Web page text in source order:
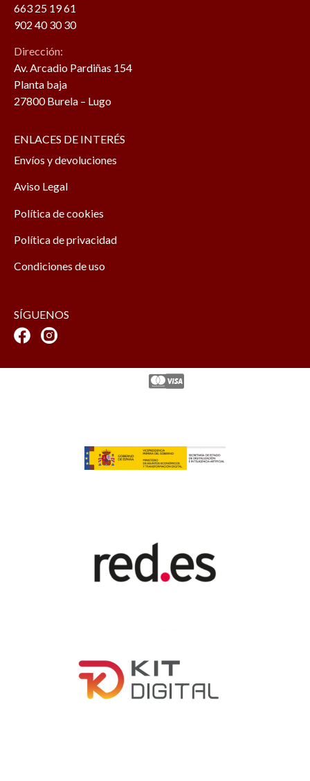
663 25 19 61
902 40 30 30
Dirección:
Av. Arcadio Pardiñas 154
Planta baja
27800 Burela – Lugo
ENLACES DE INTERÉS
Envíos y devoluciones
Aviso Legal
Política de cookies
Política de privacidad
Condiciones de uso
SÍGUENOS